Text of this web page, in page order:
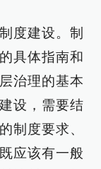
度建设。制
具体指南和
治理的基本
设，需要结
制度要求、
应该有一般